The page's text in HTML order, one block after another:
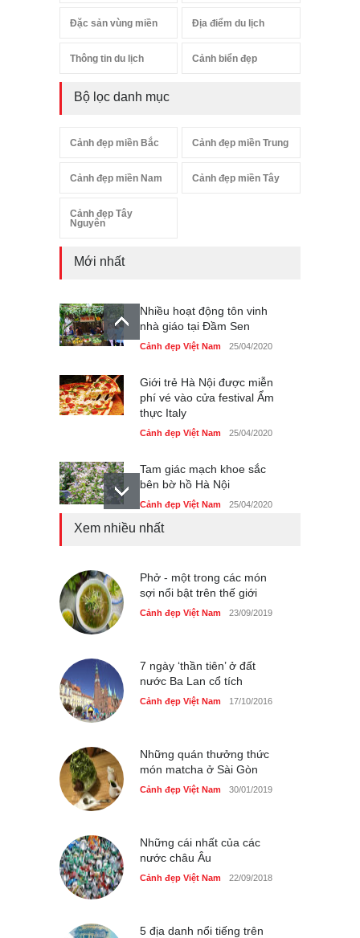
Đặc sản vùng miền Địa điểm du lịch
Thông tin du lịch Cảnh biển đẹp
Bộ lọc danh mục
Cảnh đẹp miền Bắc Cảnh đẹp miền Trung
Cảnh đẹp miền Nam Cảnh đẹp miền Tây
Cảnh đẹp Tây
Nguyên
Mới nhất
Nhiều hoạt động tôn vinh
nhà giáo tại Đầm Sen
Cảnh đẹp Việt Nam 25/04/2020
Giới trẻ Hà Nội được miễn
phí vé vào cửa festival Ẩm
thực Italy
Cảnh đẹp Việt Nam 25/04/2020
Tam giác mạch khoe sắc
bên bờ hồ Hà Nội
Cảnh đẹp Việt Nam 25/04/2020
Cảnh đẹp Việt Nam 24/04/2020
Những món ăn đồng quê
Xem nhiều nhất
Phở - một trong các món
sợi nổi bật trên thế giới
Cảnh đẹp Việt Nam 23/09/2019
7 ngày ‘thần tiên’ ở đất
nước Ba Lan cổ tích
Cảnh đẹp Việt Nam 17/10/2016
Những quán thưởng thức
món matcha ở Sài Gòn
Cảnh đẹp Việt Nam 30/01/2019
Những cái nhất của các
nước châu Âu
Cảnh đẹp Việt Nam 22/09/2018
5 địa danh nổi tiếng trên